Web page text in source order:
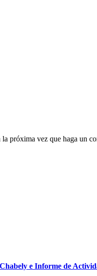
próxima vez que haga un
e Informe de